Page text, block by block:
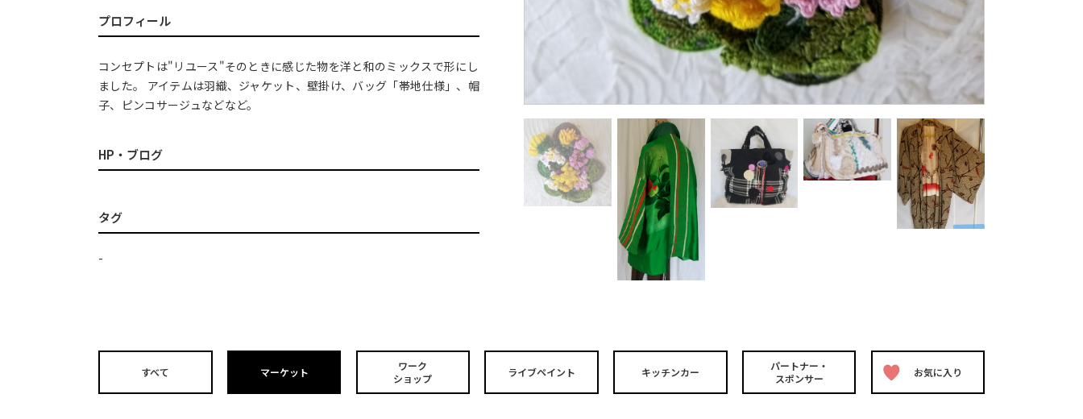
プロフィール
コンセプトは"リユース"そのときに感じた物を洋と和のミックスで形にし
ました。 アイテムは羽織、ジャケット、壁掛け、バッグ「帯地仕様」、帽
子、ピンコサージュなどなど。
HP・ブログ
タグ
-
すべて マーケット
ワーク
ショップ
ライブペイント キッチンカー
パートナー・
スポンサー
お気に入り